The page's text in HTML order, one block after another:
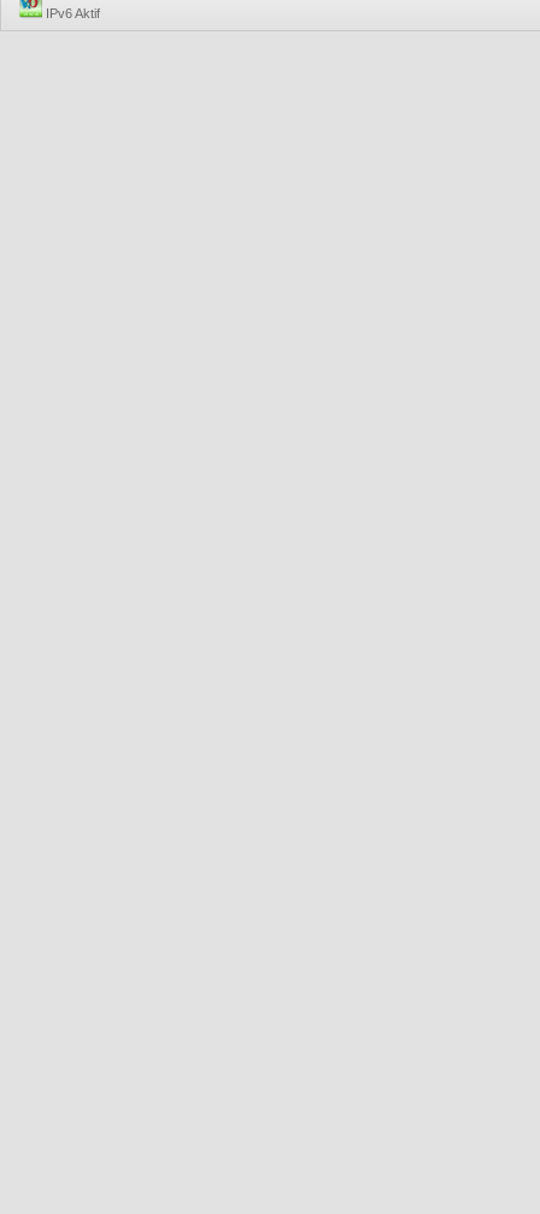
IPv6 Aktif